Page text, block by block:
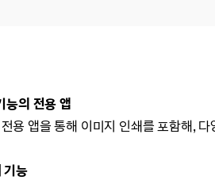
능의 전용 앱
용 앱을 통해 이미지 인쇄를 포함해,
기능